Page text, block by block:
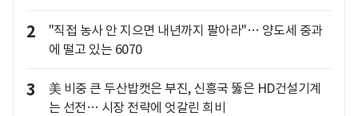
2
"직접 농사 안 지으면 내년까지 팔아라"… 양도세 중과
에 떨고 있는 6070
3
美 비중 큰 두산밥캣은 부진, 신흥국 뚫은 HD건설기계
는 선전… 시장 전략에 엇갈린 희비